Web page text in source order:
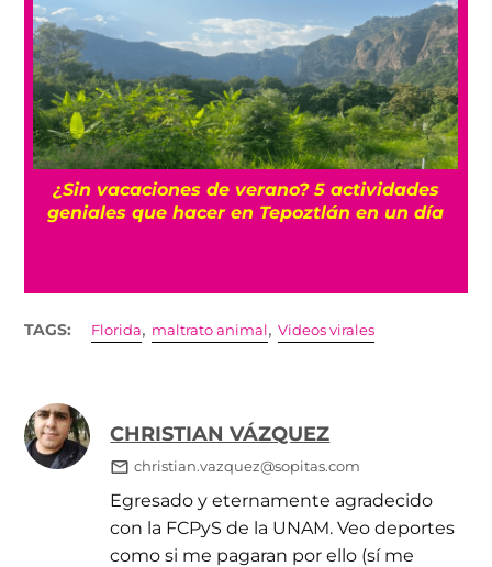
¿Sin vacaciones de verano? 5 actividades
geniales que hacer en Tepoztlán en un día
TAGS: Florida, maltrato animal,Videos virales
CHRISTIAN VÁZQUEZ
christian.vazquez@sopitas.com
Egresado y eternamente agradecido
con la FCPyS de la UNAM. Veo deportes
como si me pagaran por ello (sí me